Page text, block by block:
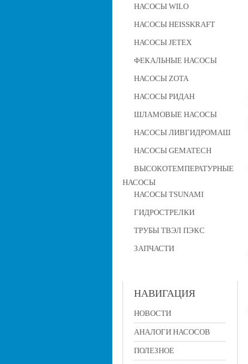
НАСОСЫ WILO
НАСОСЫ HEISSKRAFT
НАСОСЫ JETEX
ФЕКАЛЬНЫЕ НАСОСЫ
НАСОСЫ ZOTA
НАСОСЫ РИДАН
ШЛАМОВЫЕ НАСОСЫ
НАСОСЫ ЛИВГИДРОМАШ
НАСОСЫ GEMATECH
ВЫСОКОТЕМПЕРАТУРНЫЕ
НАСОСЫ
НАСОСЫ TSUNAMI
ГИДРОСТРЕЛКИ
ТРУБЫ ТВЭЛ ПЭКС
ЗАПЧАСТИ
НАВИГАЦИЯ
НОВОСТИ
АНАЛОГИ НАСОСОВ
ПОЛЕЗНОЕ